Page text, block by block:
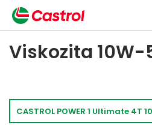
Viskozita 10W-
CASTROL POWER 1 Ultimate 4T